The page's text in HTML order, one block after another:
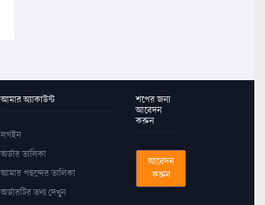
আমার অ্যাকাউন্ট
লগইন
অর্ডার তালিকা
আমার পছন্দের তালিকা
অর্ডারটির তথ্য দেখুন
শপের জন্য
আবেদন
করুন
আবেদন
করুন